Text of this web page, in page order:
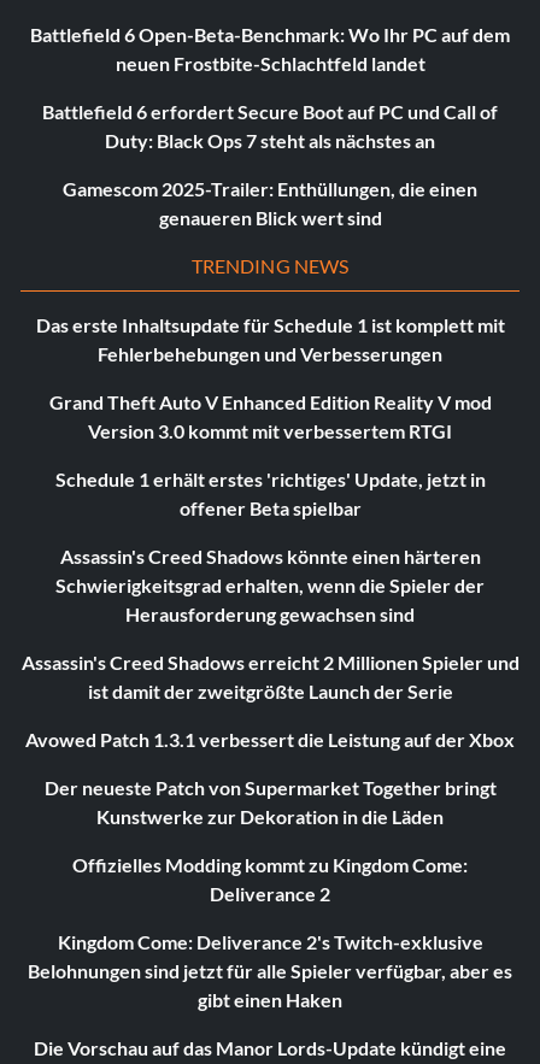
Battlefield 6 Open-Beta-Benchmark: Wo Ihr PC auf dem
neuen Frostbite-Schlachtfeld landet
Battlefield 6 erfordert Secure Boot auf PC und Call of
Duty: Black Ops 7 steht als nächstes an
Gamescom 2025-Trailer: Enthüllungen, die einen
genaueren Blick wert sind
TRENDING NEWS
Das erste Inhaltsupdate für Schedule 1 ist komplett mit
Fehlerbehebungen und Verbesserungen
Grand Theft Auto V Enhanced Edition Reality V mod
Version 3.0 kommt mit verbessertem RTGI
Schedule 1 erhält erstes 'richtiges' Update, jetzt in
offener Beta spielbar
Assassin's Creed Shadows könnte einen härteren
Schwierigkeitsgrad erhalten, wenn die Spieler der
Herausforderung gewachsen sind
Assassin's Creed Shadows erreicht 2 Millionen Spieler und
ist damit der zweitgrößte Launch der Serie
Avowed Patch 1.3.1 verbessert die Leistung auf der Xbox
Der neueste Patch von Supermarket Together bringt
Kunstwerke zur Dekoration in die Läden
Offizielles Modding kommt zu Kingdom Come:
Deliverance 2
Kingdom Come: Deliverance 2's Twitch-exklusive
Belohnungen sind jetzt für alle Spieler verfügbar, aber es
gibt einen Haken
Die Vorschau auf das Manor Lords-Update kündigt eine